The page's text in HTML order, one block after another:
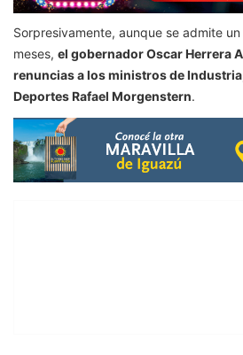
Sorpresivamente, aunque se admite
meses, el gobernador Oscar Herrera
renuncias a los ministros de
Deportes Rafael Morgenstern.